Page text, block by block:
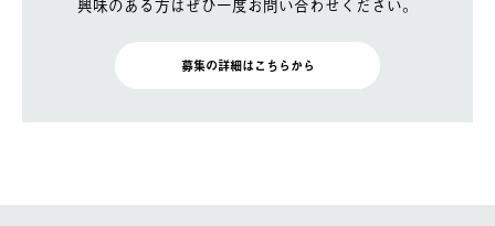
募集の詳細はこちらから